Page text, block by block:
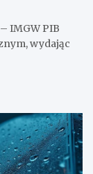
IMGW PIB
wydając